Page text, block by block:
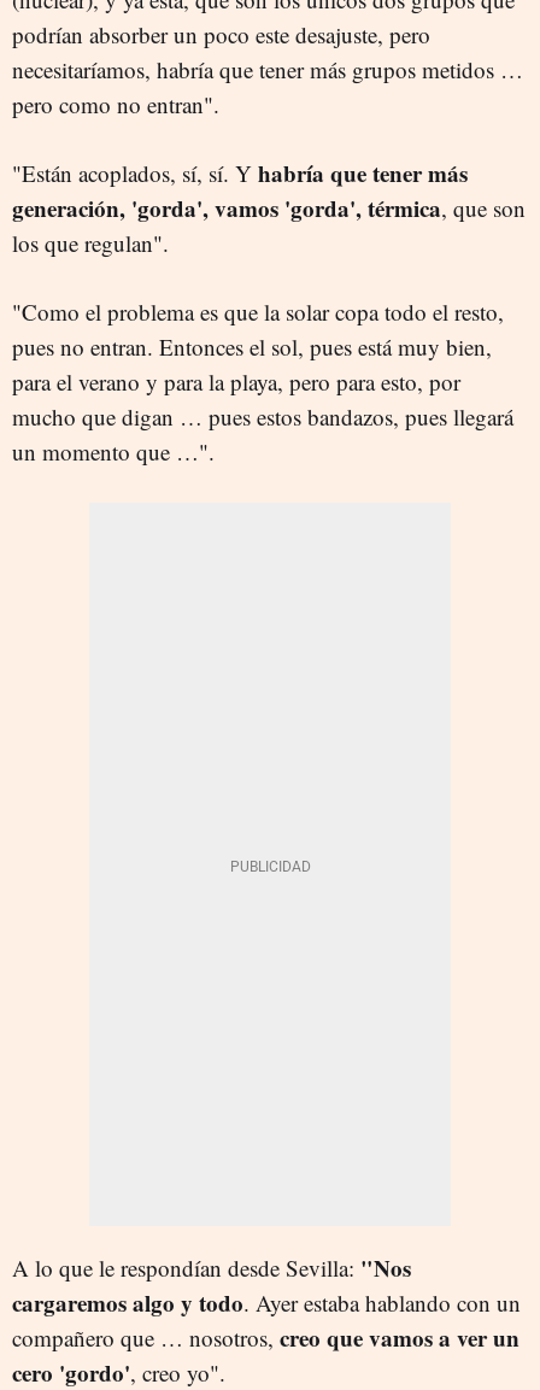
podrían absorber un poco este desajuste, pero
necesitaríamos, habría que tener más grupos metidos …
pero como no entran".
"Están acoplados, sí, sí. Y habría que tener más
generación, 'gorda', vamos 'gorda', térmica, que son
los que regulan".
"Como el problema es que la solar copa todo el resto,
pues no entran. Entonces el sol, pues está muy bien,
para el verano y para la playa, pero para esto, por
mucho que digan … pues estos bandazos, pues llegará
un momento que …".
A lo que le respondían desde Sevilla: "Nos
cargaremos algo y todo. Ayer estaba hablando con un
compañero que … nosotros, creo que vamos a ver un
cero 'gordo', creo yo".